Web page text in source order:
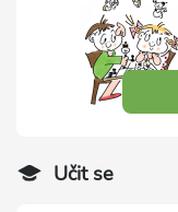
Učit se